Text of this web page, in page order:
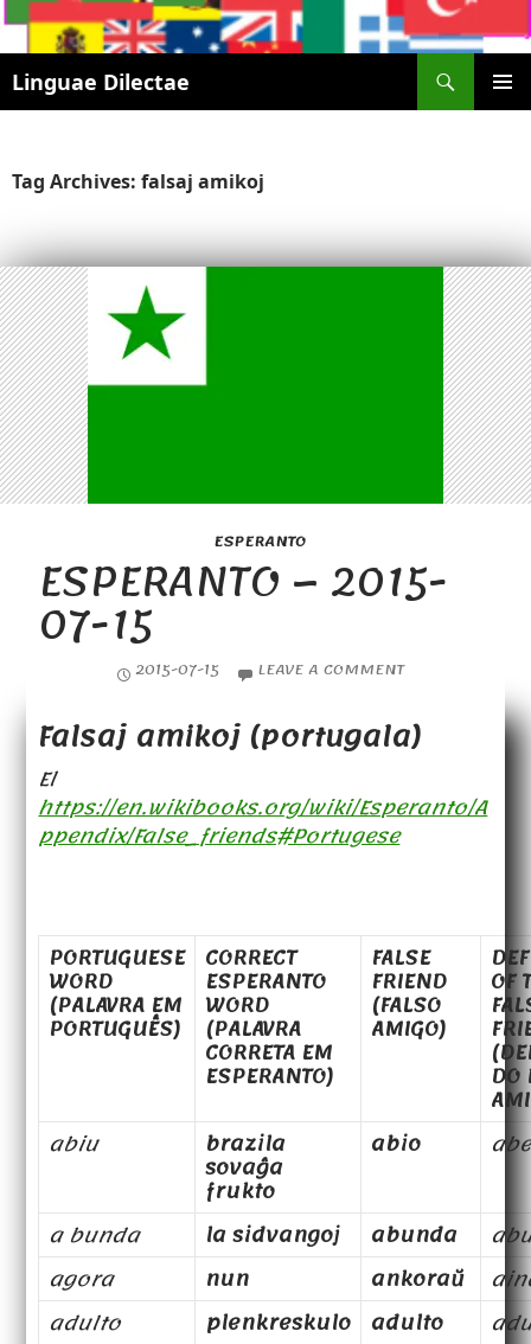
Linguae Dilectae
SKIP
Tag Archives: falsaj amikoj
ESPERANTO
ESPERANTO – 2015-
07-15
2015-07-15 LEAVE A COMMENT
Falsaj amikoj (portugala)
El
https://en.wikibooks.org/wiki/Esperanto/A
ppendix/False_friends#Portugese
PORTUGUESE
WORD
(PALAVRA EM
PORTUGUÊS)
CORRECT
ESPERANTO
WORD
(PALAVRA
CORRETA EM
ESPERANTO)
FALSE
FRIEND
(FALSO
AMIGO)
OF
DO
abiu
brazila
sovaĝa
frukto
abio
a bunda la sidvangoj abunda
agora
nun ankoraŭ
adulto
plenkreskulo adulto